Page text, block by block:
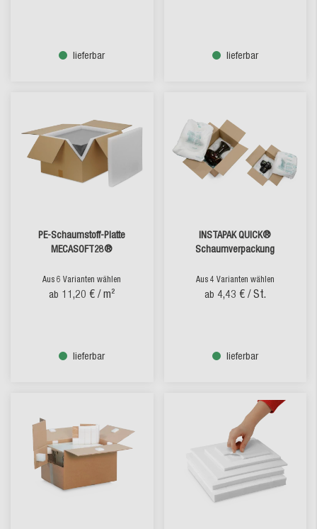
lieferbar lieferbar
PE-Schaumstoff-Platte
MECASOFT28®
Aus 6 Varianten wählen
ab 11,20 € / m²
lieferbar
INSTAPAK QUICK®
Schaumverpackung
Aus 4 Varianten wählen
ab 4,43 € / St.
lieferbar